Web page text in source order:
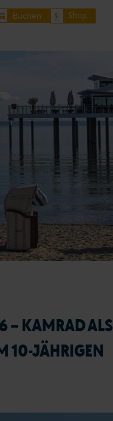
Buchen Shop
– KAMRAD ALS
10-JÄHRIGEN